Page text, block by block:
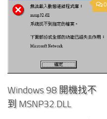
0
Windows 98 開機找不
到 MSNP32.DLL